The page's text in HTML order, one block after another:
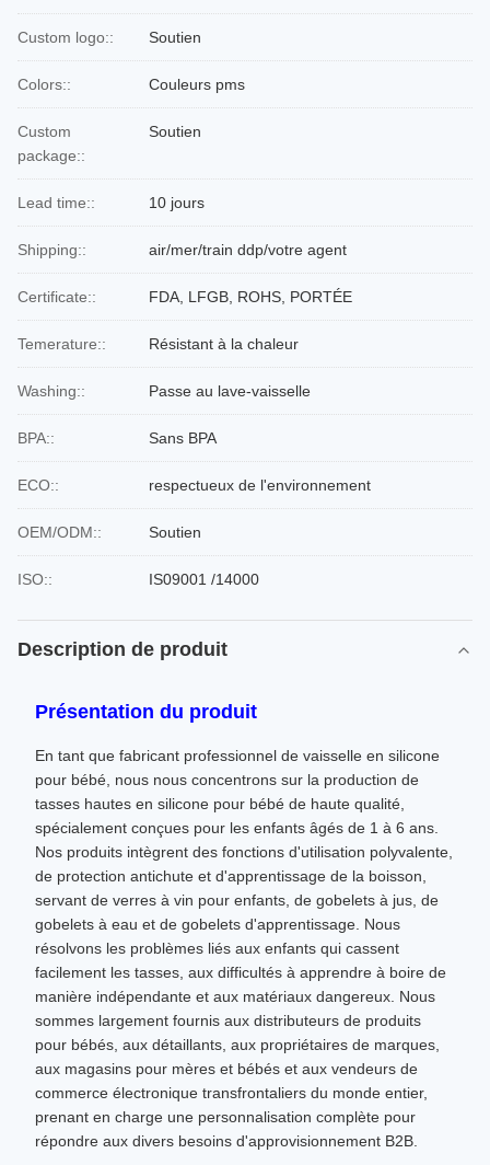
Custom logo:: Soutien
Colors:: Couleurs pms
Custom
package::
Soutien
Lead time:: 10 jours
Shipping:: air/mer/train ddp/votre agent
Certificate:: FDA, LFGB, ROHS, PORTÉE
Temerature:: Résistant à la chaleur
Washing:: Passe au lave-vaisselle
BPA:: Sans BPA
ECO:: respectueux de l'environnement
OEM/ODM:: Soutien
ISO:: IS09001 /14000
Description de produit
Présentation du produit
En tant que fabricant professionnel de vaisselle en silicone
pour bébé, nous nous concentrons sur la production de
tasses hautes en silicone pour bébé de haute qualité,
spécialement conçues pour les enfants âgés de 1 à 6 ans.
Nos produits intègrent des fonctions d'utilisation polyvalente,
de protection antichute et d'apprentissage de la boisson,
servant de verres à vin pour enfants, de gobelets à jus, de
gobelets à eau et de gobelets d'apprentissage. Nous
résolvons les problèmes liés aux enfants qui cassent
facilement les tasses, aux difficultés à apprendre à boire de
manière indépendante et aux matériaux dangereux. Nous
sommes largement fournis aux distributeurs de produits
pour bébés, aux détaillants, aux propriétaires de marques,
aux magasins pour mères et bébés et aux vendeurs de
commerce électronique transfrontaliers du monde entier,
prenant en charge une personnalisation complète pour
répondre aux divers besoins d'approvisionnement B2B.